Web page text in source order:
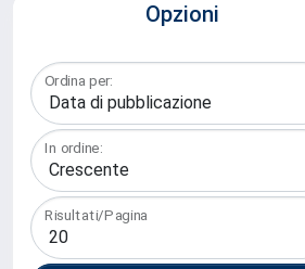
Opzioni
Ordina per:
In ordine:
Risultati/Pagina